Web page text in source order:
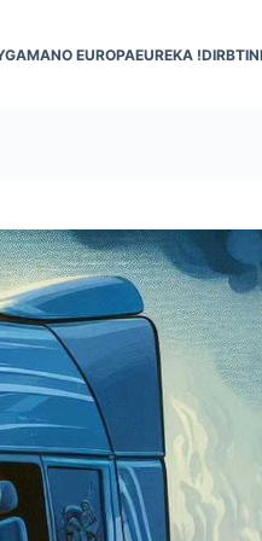
MANO EUROPAEUREKA !